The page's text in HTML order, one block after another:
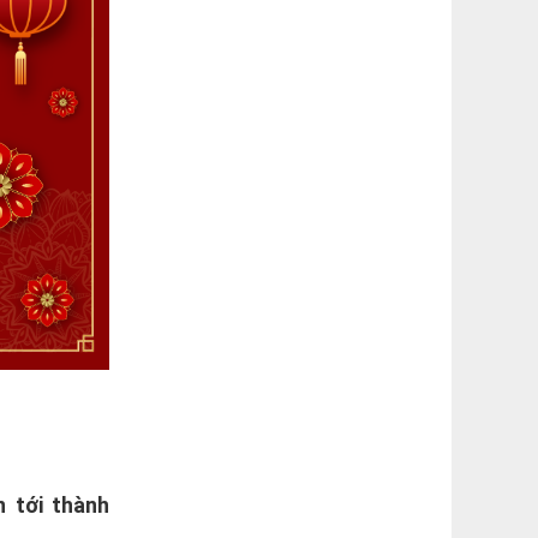
tới thành